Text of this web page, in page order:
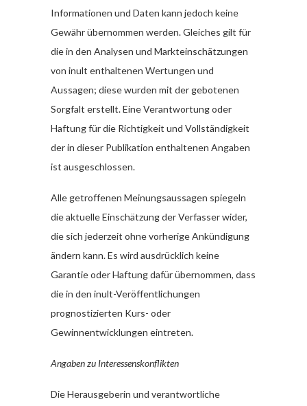
Informationen und Daten kann jedoch keine
Gewähr übernommen werden. Gleiches gilt für
die in den Analysen und Markteinschätzungen
von inult enthaltenen Wertungen und
Aussagen; diese wurden mit der gebotenen
Sorgfalt erstellt. Eine Verantwortung oder
Haftung für die Richtigkeit und Vollständigkeit
der in dieser Publikation enthaltenen Angaben
ist ausgeschlossen.
Alle getroffenen Meinungsaussagen spiegeln
die aktuelle Einschätzung der Verfasser wider,
die sich jederzeit ohne vorherige Ankündigung
ändern kann. Es wird ausdrücklich keine
Garantie oder Haftung dafür übernommen, dass
die in den inult-Veröffentlichungen
prognostizierten Kurs- oder
Gewinnentwicklungen eintreten.
Angaben zu Interessenskonflikten
Die Herausgeberin und verantwortliche